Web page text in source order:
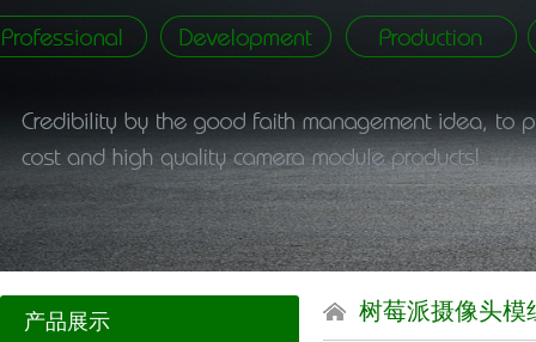
产品展示 树莓派摄像头模